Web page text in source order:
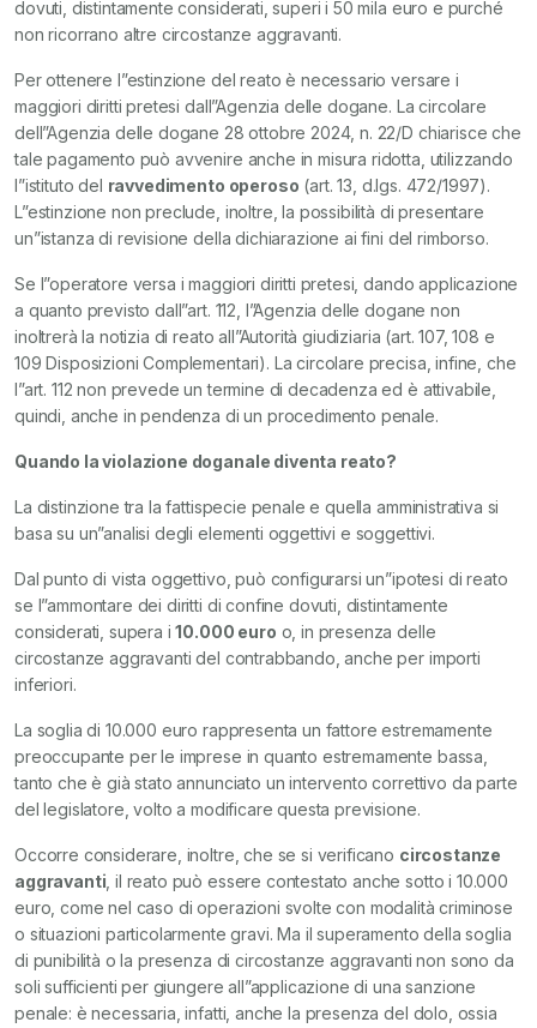
dovuti, distintamente considerati, superi i 50 mila euro e purché
non ricorrano altre circostanze aggravanti.
Per ottenere l”estinzione del reato è necessario versare i
maggiori diritti pretesi dall”Agenzia delle dogane. La circolare
dell”Agenzia delle dogane 28 ottobre 2024, n. 22/D chiarisce che
tale pagamento può avvenire anche in misura ridotta, utilizzando
l”istituto del ravvedimento operoso (art. 13, d.lgs. 472/1997).
L”estinzione non preclude, inoltre, la possibilità di presentare
un”istanza di revisione della dichiarazione ai fini del rimborso.
Se l”operatore versa i maggiori diritti pretesi, dando applicazione
a quanto previsto dall”art. 112, l”Agenzia delle dogane non
inoltrerà la notizia di reato all”Autorità giudiziaria (art. 107, 108 e
109 Disposizioni Complementari). La circolare precisa, infine, che
l”art. 112 non prevede un termine di decadenza ed è attivabile,
quindi, anche in pendenza di un procedimento penale.
Quando la violazione doganale diventa reato?
La distinzione tra la fattispecie penale e quella amministrativa si
basa su un”analisi degli elementi oggettivi e soggettivi.
Dal punto di vista oggettivo, può configurarsi un”ipotesi di reato
se l”ammontare dei diritti di confine dovuti, distintamente
considerati, supera i10.000 euro o, in presenza delle
circostanze aggravanti del contrabbando, anche per importi
inferiori.
La soglia di 10.000 euro rappresenta un fattore estremamente
preoccupante per le imprese in quanto estremamente bassa,
tanto che è già stato annunciato un intervento correttivo da parte
del legislatore, volto a modificare questa previsione.
Occorre considerare, inoltre, che se si verificano circostanze
aggravanti , il reato può essere contestato anche sotto i 10.000
euro, come nel caso di operazioni svolte con modalità criminose
o situazioni particolarmente gravi. Ma il superamento della soglia
di punibilità o la presenza di circostanze aggravanti non sono da
soli sufficienti per giungere all”applicazione di una sanzione
penale: è necessaria, infatti, anche la presenza del dolo, ossia